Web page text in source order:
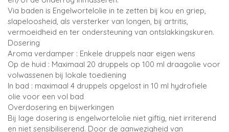
Via baden is Engelwortelolie in te zetten bij kou en griep,
slapeloosheid, als versterker van longen, bij artritis,
vermoeidheid en ter ondersteuning van ontslakkingskuren.
Dosering
Aroma verdamper : Enkele druppels naar eigen wens
Op de huid : Maximaal 20 druppels op 100 ml draagolie voor
volwassenen bij lokale toediening
In bad : maximaal 4 druppels opgelost in 10 ml hydrofiele
olie voor een vol bad
Overdosering en bijwerkingen
Bij lage dosering is engelwortelolie niet giftig, niet irriterend
en niet sensibiliserend. Door de aanwezigheid van